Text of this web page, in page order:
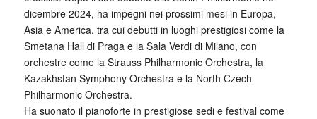
dicembre 2024, ha impegni nei prossimi mesi in Europa,
Asia e America, tra cui debutti in luoghi prestigiosi come la
Smetana Hall di Praga e la Sala Verdi di Milano, con
orchestre come la Strauss Philharmonic Orchestra, la
Kazakhstan Symphony Orchestra e la North Czech
Philharmonic Orchestra.
Ha suonato il pianoforte in prestigiose sedi e festival come